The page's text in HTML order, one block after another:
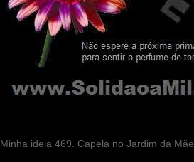
Minha ideia 469. Capela no Jardim da Mãe